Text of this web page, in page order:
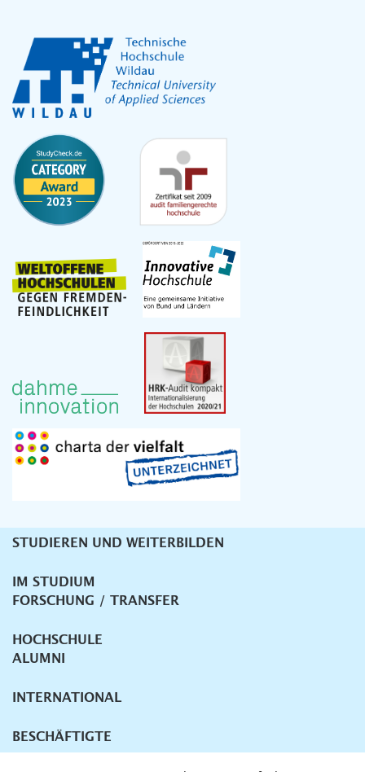
Unternavigation
STUDIEREN UND WEITERBILDEN
IM STUDIUM
FORSCHUNG / TRANSFER
HOCHSCHULE
ALUMNI
INTERNATIONAL
BESCHÄFTIGTE